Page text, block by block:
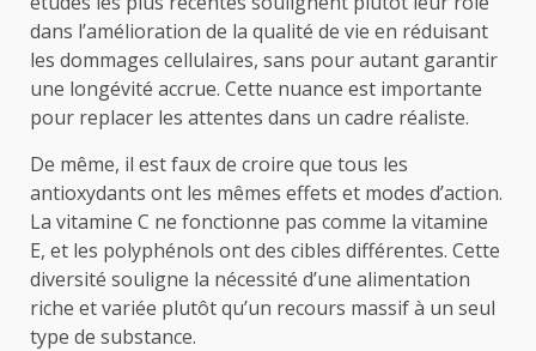
dans l’amélioration de la qualité de vie en réduisant
les dommages cellulaires, sans pour autant garantir
une longévité accrue. Cette nuance est importante
pour replacer les attentes dans un cadre réaliste.
De même, il est faux de croire que tous les
antioxydants ont les mêmes effets et modes d’action.
La vitamine C ne fonctionne pas comme la vitamine
E, et les polyphénols ont des cibles différentes. Cette
diversité souligne la nécessité d’une alimentation
riche et variée plutôt qu’un recours massif à un seul
type de substance.